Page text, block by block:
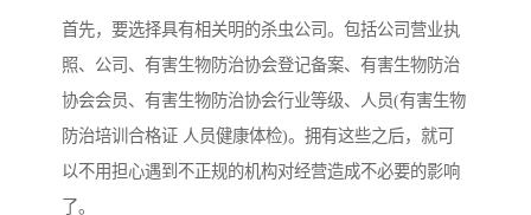
首先，要选择具有相关明的杀虫公司。包括公司营业执
照、公司、有害生物防治协会登记备案、有害生物防治
协会会员、有害生物防治协会行业等级、人员(有害生物
防治培训合格证 人员健康体检)。拥有这些之后，就可
以不用担心遇到不正规的机构对经营造成不必要的影响
了。